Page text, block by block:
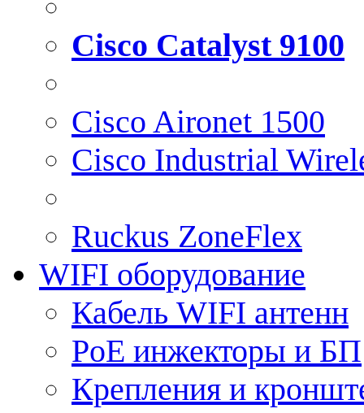
Cisco Catalyst 9100
Cisco Aironet 1500
Cisco Industrial
Ruckus ZoneFlex
WIFI оборудование
Кабель WIFI антенн
PoE инжекторы и БП
Крепления и